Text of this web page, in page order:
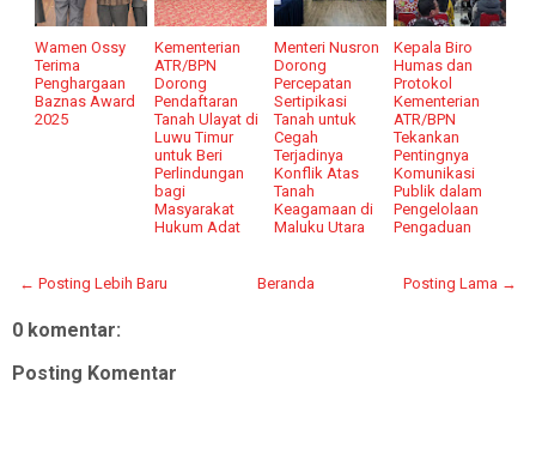
Wamen Ossy
Terima
Penghargaan
Baznas Award
2025
Kementerian
ATR/BPN
Dorong
Pendaftaran
Tanah Ulayat di
Luwu Timur
untuk Beri
Perlindungan
bagi
Masyarakat
Hukum Adat
Menteri Nusron
Dorong
Percepatan
Sertipikasi
Tanah untuk
Cegah
Terjadinya
Konflik Atas
Tanah
Keagamaan di
Maluku Utara
Kepala Biro
Humas dan
Protokol
Kementerian
ATR/BPN
Tekankan
Pentingnya
Komunikasi
Publik dalam
Pengelolaan
Pengaduan
← Posting Lebih Baru Posting Lama →
Beranda
0 komentar:
Posting Komentar